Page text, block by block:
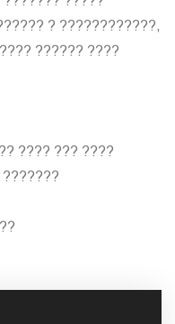
? ????????????,
?????? ????
???? ??? ????